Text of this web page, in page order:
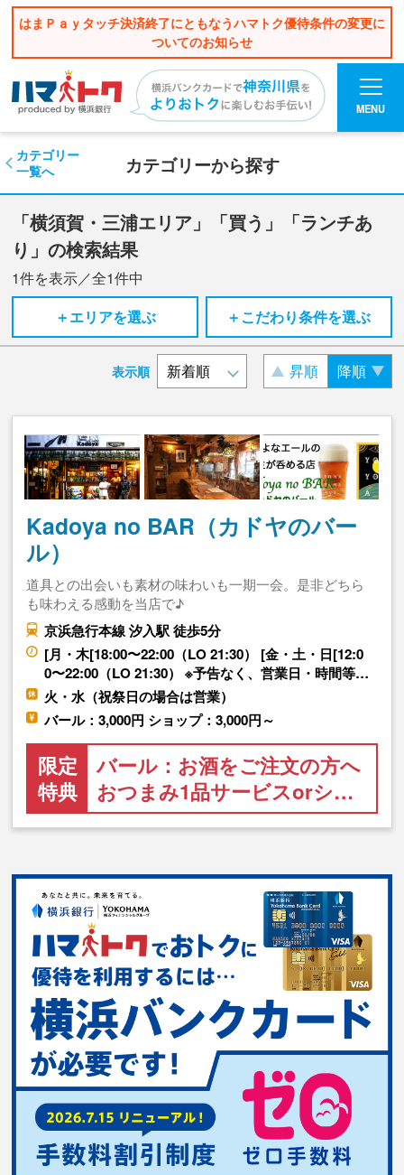
はまＰａｙタッチ決済終了にともなうハマトク優待条件の変更に
ついてのお知らせ
MENU
カテゴリーから探す
カテゴリー
一覧へ
「横須賀・三浦エリア」「買う」「ランチあ
り」の検索結果
1件を表示／全1件中
＋エリアを選ぶ
＋こだわり条件を選ぶ
表示順 昇順 降順
Kadoya no BAR（カドヤのバー
ル）
道具との出会いも素材の味わいも一期一会。是非どちら
も味わえる感動を当店で♪
京浜急行本線 汐入駅 徒歩5分
[月・木[18:00〜22:00（LO 21:30） [金・土・日[12:0
0〜22:00（LO 21:30） ※予告なく、営業日・時間等…
火・水（祝祭日の場合は営業）
バール：3,000円 ショップ：3,000円～
限定
特典
バール：お酒をご注文の方へ
おつまみ1品サービスorシ…